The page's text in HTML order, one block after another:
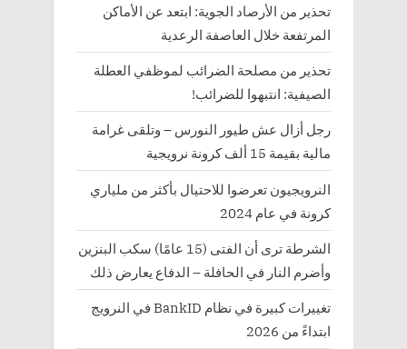
تحذير من الأرصاد الجوية: ابتعد عن الأماكن
المرتفعة خلال العاصفة الرعدية
تحذير من مصلحة الضرائب لموظفي العطلة
الصيفية: انتبهوا للضرائب!
رجل أزال عش طيور النورس – وتلقى غرامة
مالية بقيمة 15 ألف كرونة نرويجية
النرويجيون تعرضوا للاحتيال بأكثر من ملياري
كرونة في عام 2024
الشرطة ترى أن الفتى (15 عامًا) سكب البنزين
وأضرم النار في الحافلة – الدفاع يعارض ذلك
تغييرات كبيرة في نظام BankID في النرويج
ابتداءً من 2026